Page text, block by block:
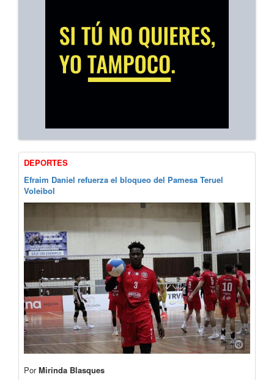
DEPORTES
Efraim Daniel refuerza el bloqueo del Pamesa Teruel
Voleibol
PorMirinda Blasques